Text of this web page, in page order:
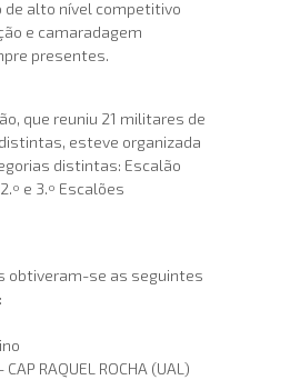
de alto nível competitivo
e camaradagem
presentes.
que reuniu 21 militares de
esteve organizada
distintas: Escalão
e 3.º Escalões
obtiveram-se as seguintes
RAQUEL ROCHA (UAL)